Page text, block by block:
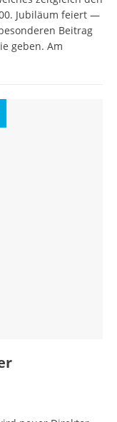
Jubiläum feiert —
Beitrag
geben. Am